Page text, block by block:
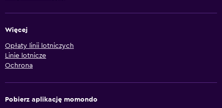
Więcej
Opłaty linii lotniczych
Linie lotnicze
Ochrona
Pobierz aplikację momondo